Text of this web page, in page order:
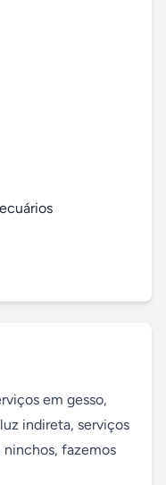
em gesso,
indireta, serviços
fazemos